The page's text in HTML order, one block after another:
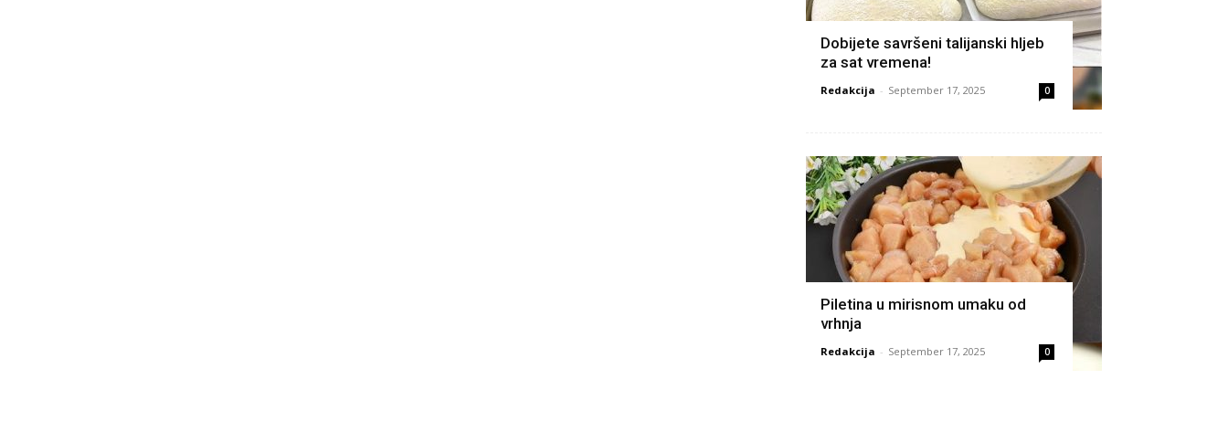
Dobijete savršeni talijanski hljeb
za sat vremena!
Redakcija - September 17, 2025 0
Piletina u mirisnom umaku od
vrhnja
Redakcija - September 17, 2025 0